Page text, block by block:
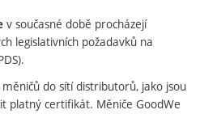
v současné době procházejí
legislativních požadavků na
do sítí distributorů, jako jsou
platný certifikát. Měniče GoodWe